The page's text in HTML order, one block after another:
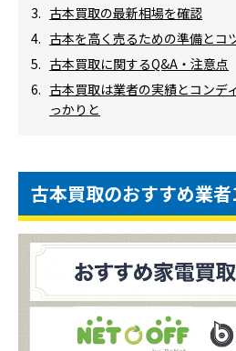
古本買取の最新相場を確認
古本を高く売るための準備とコ
古本買取に関するQ&A・注意点
古本買取は業者の実績とコンデ
っかりと
古本買取のおすすめ業